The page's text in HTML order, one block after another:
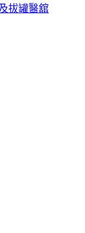
拔罐醫舘